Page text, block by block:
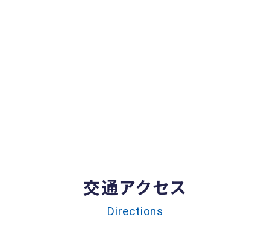
交通アクセス
Directions